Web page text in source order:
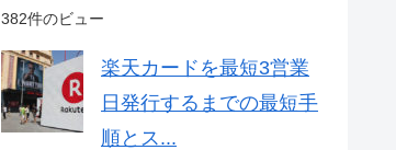
382件のビュー
楽天カードを最短3営業
日発行するまでの最短手
順とス...